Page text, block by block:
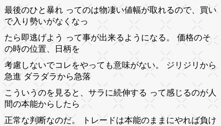
最後のひと暴れ ってのは物凄い値幅が取れるので、買い
で入り勢いがなくなっ
たら即逃げよう って事が出来るようになる。 価格のそ
の時の位置、日柄を
考慮しないでコレをやっても意味がない。 ジリジリから
急進 ダラダラから急落
こういうのを見ると、サラに続伸する って感じるのが人
間の本能からしたら
正常な判断なのだ。 トレードは本能のままにやれば負け